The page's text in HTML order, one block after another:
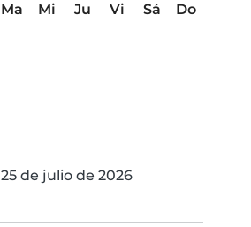
Ma Mi Ju Vi Sá
Do
25 de julio de 2026